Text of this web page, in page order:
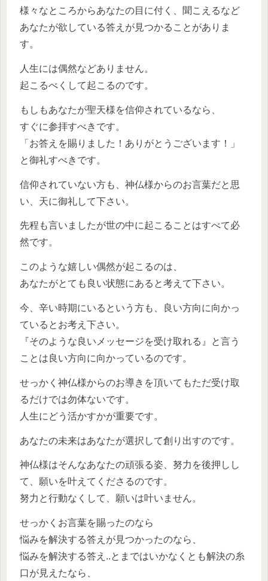
様々なところからあなたの目に付く、聞こえるなど
あなたが欲している答えが見つかることがありま
す。
人生には偶然などありません。
起こるべくして起こるのです。
もしもあなたが聖天様を信仰されているなら、
すぐに参拝すべきです。
「お答えを賜りました！ありがとうございます！」
と御礼すべきです。
信仰されていない方も、神仏様からのお言葉だと思
い、天に御礼して下さい。
先程も言いましたが世の中に起こることはすべて必
然です。
このような嬉しい偶然が起こるのは、
あなたがとても良い状態にあると考えて下さい。
今、辛い時期にいるという方も、良い方向に向かっ
ているとお考え下さい。
『そのような良いメッセージを受け取れる』と言う
ことは良い方向に向かっているのです。
せっかく神仏様からのお導きを頂いてもただ受け取
るだけでは勿体ないです。
人生にどう活かすかが重要です。
あなたの未来はあなたが選択して創り出すのです。
神仏様はそんなあなたの頑張る姿、努力を後押しし
て、願いを叶えてくださるのです。
努力と行動なくして、願いは叶いません。
せっかくお言葉を賜ったのなら
悩みを解決する答えが見つかったのなら、
悩みを解決する答え..とまではいかなくとも解決の糸
口が見えたなら、